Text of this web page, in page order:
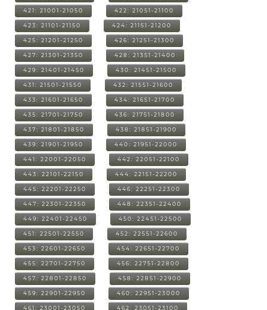
421: 21001-21050 422: 21051-21100
423: 21101-21150 424: 21151-21200
425: 21201-21250 426: 21251-21300
427: 21301-21350 428: 21351-21400
429: 21401-21450 430: 21451-21500
431: 21501-21550 432: 21551-21600
433: 21601-21650 434: 21651-21700
435: 21701-21750 436: 21751-21800
437: 21801-21850 438: 21851-21900
439: 21901-21950 440: 21951-22000
441: 22001-22050 442: 22051-22100
443: 22101-22150 444: 22151-22200
445: 22201-22250 446: 22251-22300
447: 22301-22350 448: 22351-22400
449: 22401-22450 450: 22451-22500
451: 22501-22550 452: 22551-22600
453: 22601-22650 454: 22651-22700
455: 22701-22750 456: 22751-22800
457: 22801-22850 458: 22851-22900
459: 22901-22950 460: 22951-23000
461: 23001-23050 462: 23051-23100